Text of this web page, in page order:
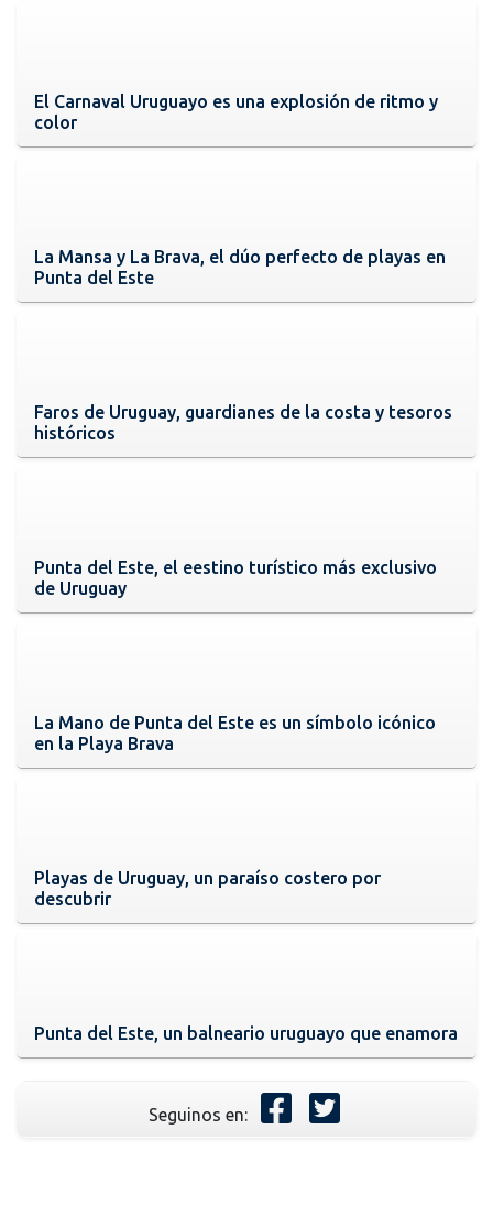
El Carnaval Uruguayo es una explosión de ritmo y
color
La Mansa y La Brava, el dúo perfecto de playas en
Punta del Este
Faros de Uruguay, guardianes de la costa y tesoros
históricos
Punta del Este, el eestino turístico más exclusivo
de Uruguay
La Mano de Punta del Este es un símbolo icónico
en la Playa Brava
Playas de Uruguay, un paraíso costero por
descubrir
Punta del Este, un balneario uruguayo que enamora
Seguinos en: